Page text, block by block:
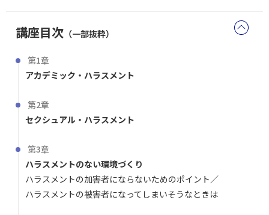
講座目次 （一部抜粋）
第1章
アカデミック・ハラスメント
第2章
セクシュアル・ハラスメント
第3章
ハラスメントのない環境づくり
ハラスメントの加害者にならないためのポイント
ハラスメントの被害者になってしまいそうなときは